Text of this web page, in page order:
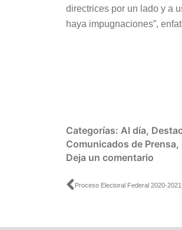
directrices por un lado y a
haya impugnaciones”,
Categorías: Al día,
Comunicados de Prensa,
Deja un comentario
Ant